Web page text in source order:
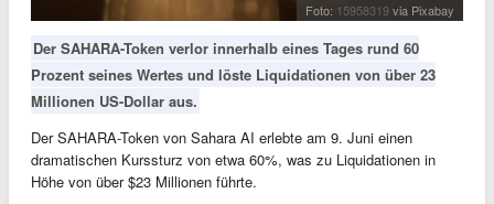
Foto: 15958319via Pixabay
Der SAHARA-Token verlor innerhalb eines Tages rund 60
Prozent seines Wertes und löste Liquidationen von über 23
Millionen US-Dollar aus.
Der SAHARA-Token von Sahara AI erlebte am 9. Juni einen
dramatischen Kurssturz von etwa 60%, was zu Liquidationen in
Höhe von über $23 Millionen führte.